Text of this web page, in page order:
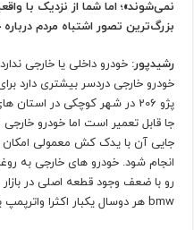
نمی‌شوند»؛ اما شما از نزدیک با
بزرگ‌ترین تصور اشتباه مردم
رشیدپور:خودرو داخلی یا خارجی
خودرو خارجی دردسر بیشتری دارد
پژو 206 در شهر کوچکی در
جا قابل تعمیر است اما خودرو
جایی آن با یدک کش معمولی امکان
انجام شود. خودرو های خارجی به
رو با ضعف وجود قطعه اصلی در
bmw هر دوسال یکبار اکثرا واترپمپ یا رادیاتور آب تعویض میکنند.